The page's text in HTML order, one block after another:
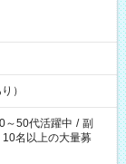
）
～50代活躍中 / 副
10名以上の大量募